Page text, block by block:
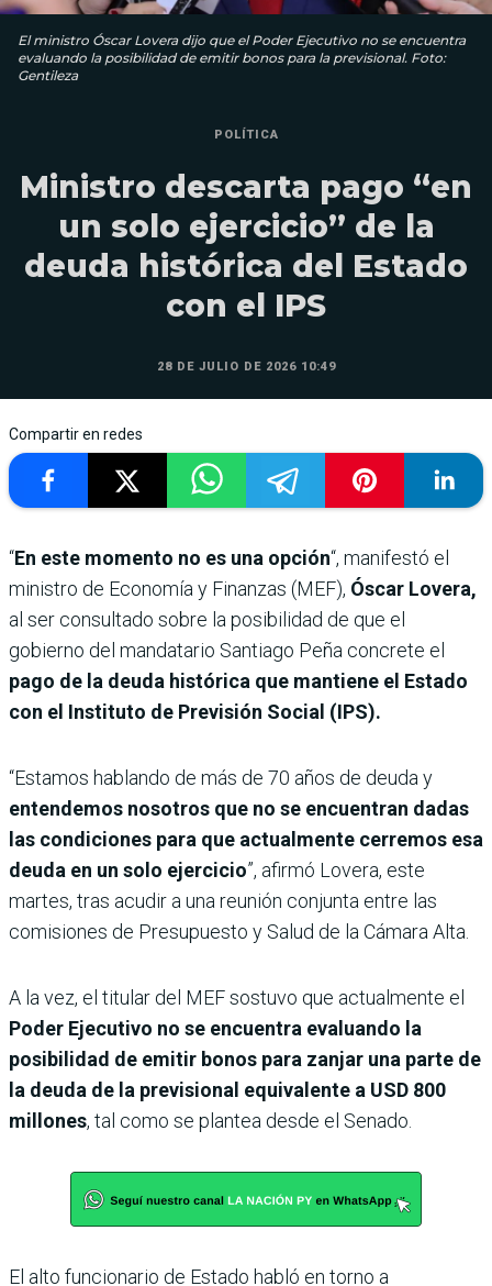
El ministro Óscar Lovera dijo que el Poder Ejecutivo no se encuentra
evaluando la posibilidad de emitir bonos para la previsional. Foto:
Gentileza
POLÍTICA
Ministro descarta pago “en
un solo ejercicio” de la
deuda histórica del Estado
con el IPS
28 DE JULIO DE 2026 10:49
Compartir en redes
“En este momento no es una opción“, manifestó el
ministro de Economía y Finanzas (MEF), Óscar Lovera,
al ser consultado sobre la posibilidad de que el
gobierno del mandatario Santiago Peña concrete el
pago de la deuda histórica que mantiene el Estado
con el Instituto de Previsión Social (IPS).
“Estamos hablando de más de 70 años de deuda y
entendemos nosotros que no se encuentran dadas
las condiciones para que actualmente cerremos esa
deuda en un solo ejercicio”, afirmó Lovera, este
martes, tras acudir a una reunión conjunta entre las
comisiones de Presupuesto y Salud de la Cámara Alta.
A la vez, el titular del MEF sostuvo que actualmente el
Poder Ejecutivo no se encuentra evaluando la
posibilidad de emitir bonos para zanjar una parte de
la deuda de la previsional equivalente a USD 800
millones, tal como se plantea desde el Senado.
El alto funcionario de Estado habló en torno a